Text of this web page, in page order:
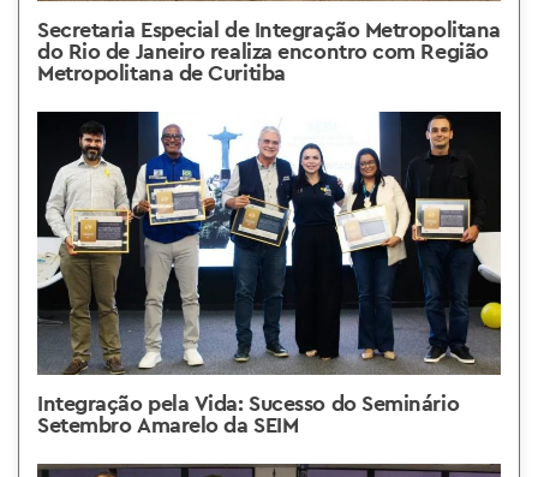
Secretaria Especial de Integração Metropolitana
do Rio de Janeiro realiza encontro com Região
Metropolitana de Curitiba
Integração pela Vida: Sucesso do Seminário
Setembro Amarelo da SEIM